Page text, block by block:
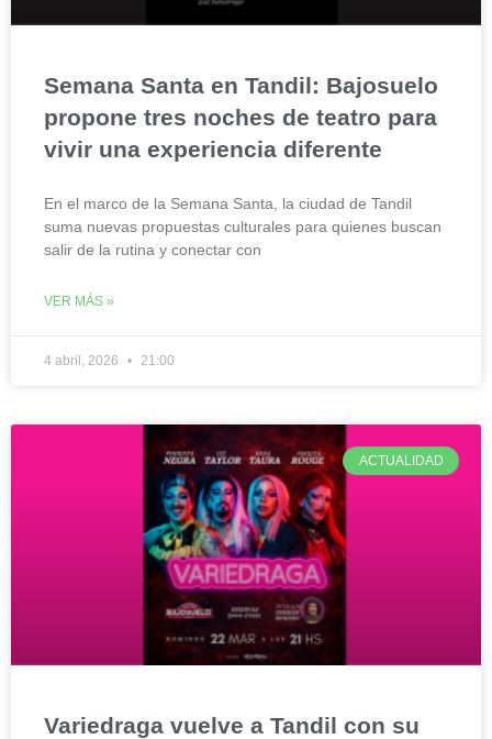
Semana Santa en Tandil: Bajosuelo
propone tres noches de teatro para
vivir una experiencia diferente
En el marco de la Semana Santa, la ciudad de Tandil
suma nuevas propuestas culturales para quienes buscan
salir de la rutina y conectar con
VER MÁS »
4 abril, 2026 21:00
ACTUALIDAD
Variedraga vuelve a Tandil con su